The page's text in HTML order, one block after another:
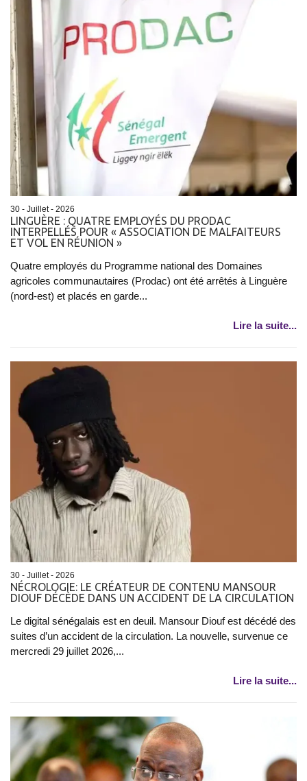
30 - Juillet - 2026
​LINGUÈRE : QUATRE EMPLOYÉS DU PRODAC
INTERPELLÉS POUR « ASSOCIATION DE MALFAITEURS
ET VOL EN RÉUNION »
Quatre employés du Programme national des Domaines
agricoles communautaires (Prodac) ont été arrêtés à Linguère
(nord-est) et placés en garde...
Lire la suite...
30 - Juillet - 2026
NÉCROLOGIE: LE CRÉATEUR DE CONTENU MANSOUR
DIOUF DÉCÈDE DANS UN ACCIDENT DE LA CIRCULATION
Le digital sénégalais est en deuil. Mansour Diouf est décédé des
suites d’un accident de la circulation. La nouvelle, survenue ce
mercredi 29 juillet 2026,...
Lire la suite...